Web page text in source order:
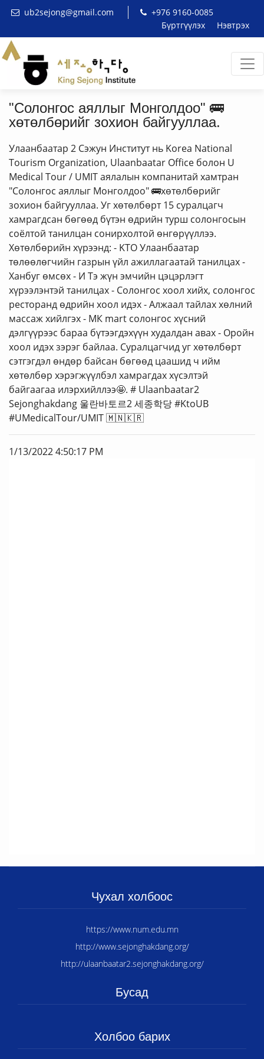
ub2sejong@gmail.com
+976 9160-0085
Бүртгүүлэх
Нэвтрэх
"Солонгос аяллыг Монголдоо" 🚌
хөтөлбөрийг зохион байгууллаа.
Улаанбаатар 2 Сэжун Институт нь Korea National
Tourism Organization, Ulaanbaatar Office болон U
Medical Tour / UMIT аялалын компанитай хамтран
"Солонгос аяллыг Монголдоо" 🚌хөтөлбөрийг
зохион байгууллаа. Уг хөтөлбөрт 15 суралцагч
хамрагдсан бөгөөд бүтэн өдрийн турш солонгосын
соёлтой танилцан сонирхолтой өнгөрүүллээ.
Хөтөлбөрийн хүрээнд: - KТО Улаанбаатар
төлөөлөгчийн газрын үйл ажиллагаатай танилцах -
Ханбуг өмсөх - И Тэ жүн эмчийн цэцэрлэгт
хүрээлэнтэй танилцах - Солонгос хоол хийх, солонгос
ресторанд өдрийн хоол идэх - Алжаал тайлах хөлний
массаж хийлгэх - МК mart солонгос хүсний
дэлгүүрээс бараа бүтээгдэхүүн худалдан авах - Оройн
хоол идэх зэрэг байлаа. Суралцагчид уг хөтөлбөрт
сэтгэгдэл өндөр байсан бөгөөд цаашид ч ийм
хөтөлбөр хэрэгжүүлбэл хамрагдах хүсэлтэй
байгаагаа илэрхийллээ🤩. # Ulaanbaatar2
Sejonghakdang 울란바토르2 세종학당 #KtoUB
#UMedicalTour/UMIT 🇲🇳🇰🇷
1/13/2022 4:50:17 PM
Чухал холбоос
https://www.num.edu.mn
http://www.sejonghakdang.org/
http://ulaanbaatar2.sejonghakdang.org/
Бусад
Холбоо барих